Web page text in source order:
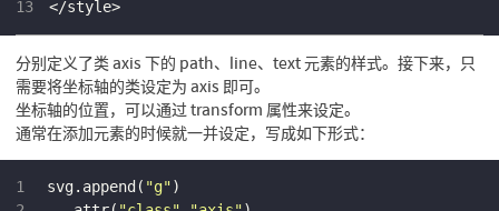
13 </style>
分别定义了类 axis 下的 path、line、text 元素的样式。接下来，只
需要将坐标轴的类设定为 axis 即可。
坐标轴的位置，可以通过 transform 属性来设定。
通常在添加元素的时候就一并设定，写成如下形式：
1
svg.append( "g")